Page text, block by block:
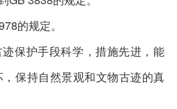
的规定。
保护手段科学，措施先进，能
保持自然景观和文物古迹的真